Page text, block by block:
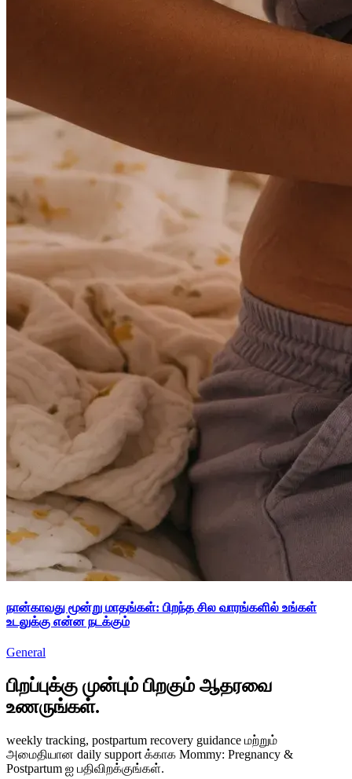
நான்காவது மூன்று மாதங்கள்: பிறந்த சில வாரங்களில் உங்கள்
உடலுக்கு என்ன நடக்கும்
General
பிறப்புக்கு முன்பும் பிறகும் ஆதரவை
உணருங்கள்.
weekly tracking, postpartum recovery guidance மற்றும்
அமைதியான daily support க்காக Mommy: Pregnancy &
Postpartum ஐ பதிவிறக்குங்கள்.